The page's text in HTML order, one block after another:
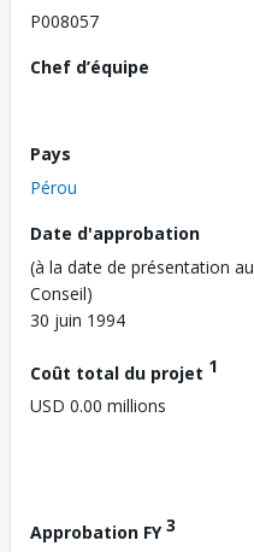
P008057
Chef d’équipe
Pays
Pérou
Date d'approbation
(à la date de présentation au
Conseil)
30 juin 1994
Coût total du projet 1
USD 0.00 millions
Approbation FY3